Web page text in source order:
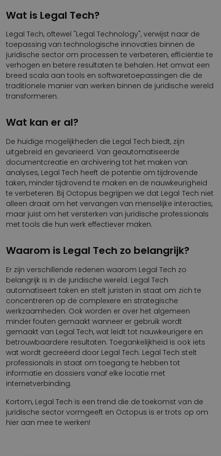
Wat is Legal Tech?
Legal Tech, oftewel "Legal Technology", verwijst naar de
toepassing van technologische innovaties binnen de
juridische sector om processen te verbeteren, efficiëntie te
verhogen en betere resultaten te behalen. Het omvat een
breed scala aan tools en softwaretoepassingen die de
traditionele manier van werken binnen de juridische wereld
transformeren.
Wat kan er al?
De huidige mogelijkheden die Legal Tech biedt, zijn
uitgebreid en gevarieerd. Van geautomatiseerde
documentcreatie en archivering tot het maken van
analyses, Legal Tech heeft de potentie om tijdrovende
taken, minder tijdrovend te maken en de nauwkeurigheid
te verbeteren. Bij Octopus begrijpen we dat Legal Tech niet
alleen draait om het vervangen van menselijke interacties,
maar juist om het versterken van juridische professionals
met tools die hun werk effectiever maken.
Waarom is Legal Tech zo belangrijk?
Er zijn verschillende redenen waarom Legal Tech zo
belangrijk is in de juridische wereld. Legal Tech
automatiseert taken en stelt juristen in staat om zich te
concentreren op de complexere en strategische
werkzaamheden. Ook worden er over het algemeen
minder fouten gemaakt wanneer er gebruik wordt
gemaakt van Legal Tech, wat leidt tot nauwkeurigere en
betrouwbaardere resultaten. Toegankelijkheid is ook iets
wat wordt gecreëerd door Legal Tech. Legal Tech stelt
professionals in staat om toegang te hebben tot
informatie en dossiers vanaf elke locatie met
internetverbinding.
Kortom, Legal Tech is een trend die de toekomst van de
juridische sector vormgeeft en Octopus is er trots op om
hier aan mee te werken!